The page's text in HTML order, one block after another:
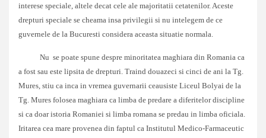
interese speciale, altele decat cele ale majoritatii cetatenilor. Aceste
drepturi speciale se cheama insa privilegii si nu intelegem de ce
guvernele de la Bucuresti considera aceasta situatie normala.
Nu se poate spune despre minoritatea maghiara din Romania ca
a fost sau este lipsita de drepturi. Traind douazeci si cinci de ani la Tg.
Mures, stiu ca inca in vremea guvernarii ceausiste Liceul Bolyai de la
Tg. Mures folosea maghiara ca limba de predare a diferitelor discipline
si ca doar istoria Romaniei si limba romana se predau in limba oficiala.
Iritarea cea mare provenea din faptul ca Institutul Medico-Farmaceutic